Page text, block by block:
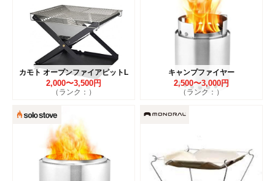
カモト オープンファイアピットL
2,000〜3,500円
（ランク：）
キャンプファイヤー
2,500〜3,000円
（ランク：）